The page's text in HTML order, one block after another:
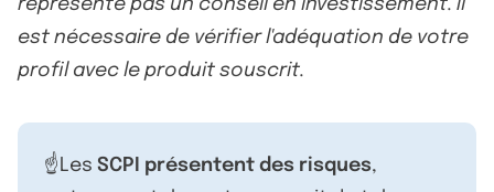
représente pas un conseil en investissement. Il
est nécessaire de vérifier l'adéquation de votre
profil avec le produit souscrit.
☝️Les SCPI présentent des risques,